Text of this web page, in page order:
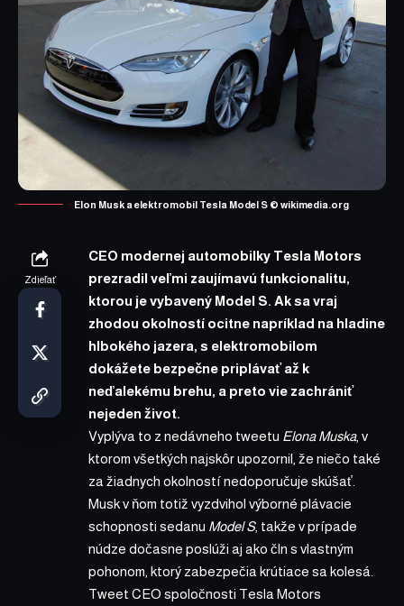
Elon Musk a elektromobil Tesla Model S © wikimedia.org
Zdieľať
CEO modernej automobilky Tesla Motors
prezradil veľmi zaujímavú funkcionalitu,
ktorou je vybavený Model S. Ak sa vraj
zhodou okolností ocitne napríklad na hladine
hlbokého jazera, s elektromobilom
dokážete bezpečne priplávať až k
neďalekému brehu, a preto vie zachrániť
nejeden život.
Vyplýva to z nedávneho tweetu Elona Muska, v
ktorom všetkých najskôr upozornil, že niečo také
za žiadnych okolností nedoporučuje skúšať.
Musk v ňom totiž vyzdvihol výborné plávacie
schopnosti sedanu Model S, takže v prípade
núdze dočasne poslúži aj ako čln s vlastným
pohonom, ktorý zabezpečia krútiace sa kolesá.
Tweet CEO spoločnosti Tesla Motors